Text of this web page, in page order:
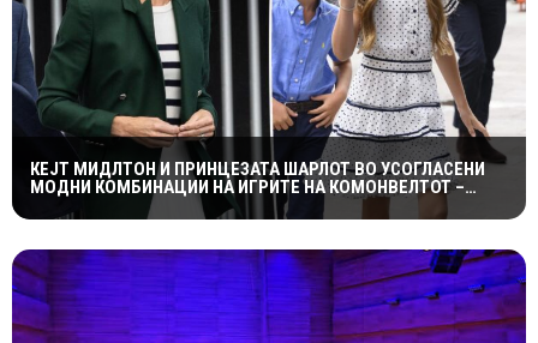
КЕЈТ МИДЛТОН И ПРИНЦЕЗАТА ШАРЛОТ ВО УСОГЛАСЕНИ
МОДНИ КОМБИНАЦИИ НА ИГРИТЕ НА КОМОНВЕЛТОТ –
КРАЛСКОТО СЕМЕЈСТВО ГО ПРИВЛЕЧЕ ЦЕЛОТО ВНИМАНИЕ